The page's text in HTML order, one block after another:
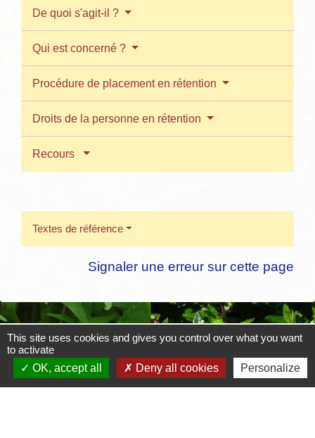
De quoi s'agit-il ?
Qui est concerné ?
Procédure de placement en rétention
Droits de la personne en rétention
Recours
Textes de référence
Signaler une erreur sur cette page
Contacts
Mairie de Crottet
This site uses cookies and gives you control over what you want
to activate
OK, accept all
Deny all cookies Personalize